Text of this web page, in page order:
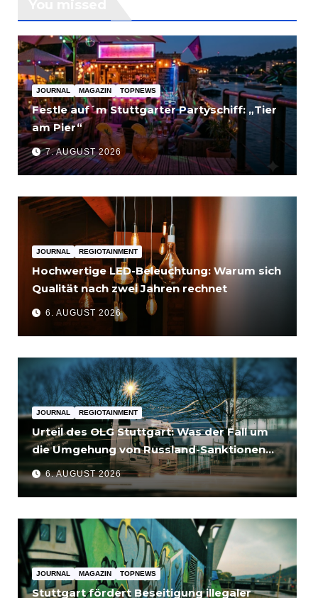
JOURNAL MAGAZIN TOPNEWS
Festle auf´m Stuttgarter Partyschiff: „Tier
am Pier“
7. AUGUST 2026
JOURNAL REGIOTAINMENT
Hochwertige LED-Beleuchtung: Warum sich
Qualität nach zwei Jahren rechnet
6. AUGUST 2026
JOURNAL REGIOTAINMENT
Urteil des OLG Stuttgart: Was der Fall um
die Umgehung von Russland-Sanktionen
für Unternehmen bedeutet
6. AUGUST 2026
JOURNAL MAGAZIN TOPNEWS
Stuttgart fördert Beseitigung illegaler